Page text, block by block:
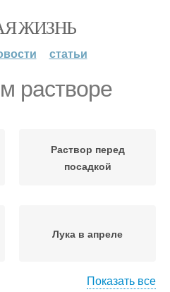
ЖИЗНЬ
статьи
растворе
Раствор перед
посадкой
Лука в апреле
Показать все